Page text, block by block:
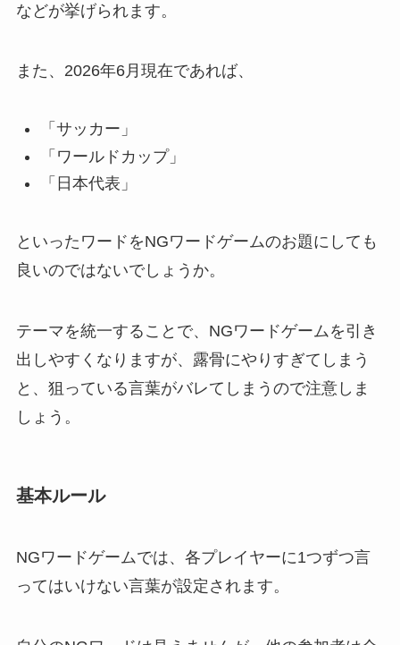
などが挙げられます。
また、2026年6月現在であれば、
「サッカー」
「ワールドカップ」
「日本代表」
といったワードをNGワードゲームのお題にしても
良いのではないでしょうか。
テーマを統一することで、NGワードゲームを引き
出しやすくなりますが、露骨にやりすぎてしまう
と、狙っている言葉がバレてしまうので注意しま
しょう。
基本ルール
NGワードゲームでは、各プレイヤーに1つずつ言
ってはいけない言葉が設定されます。